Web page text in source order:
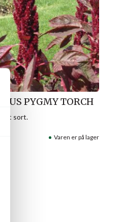
PYGMY TORCH
Varen er på lager
sort.